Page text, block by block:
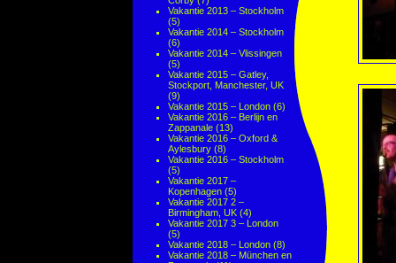
Vakantie 2013 – Stockholm
(5)
Vakantie 2014 – Stockholm
(6)
Vakantie 2014 – Vlissingen
(5)
Vakantie 2015 – Gatley,
Stockport, Manchester, UK
(9)
Vakantie 2015 – London (6)
Vakantie 2016 – Berlijn en
Zappanale (13)
Vakantie 2016 – Oxford &
Aylesbury (8)
Vakantie 2016 – Stockholm
(5)
Vakantie 2017 –
Kopenhagen (5)
Vakantie 2017 2 –
Birmingham, UK (4)
Vakantie 2017 3 – London
(5)
Vakantie 2018 – London (8)
Vakantie 2018 – München en